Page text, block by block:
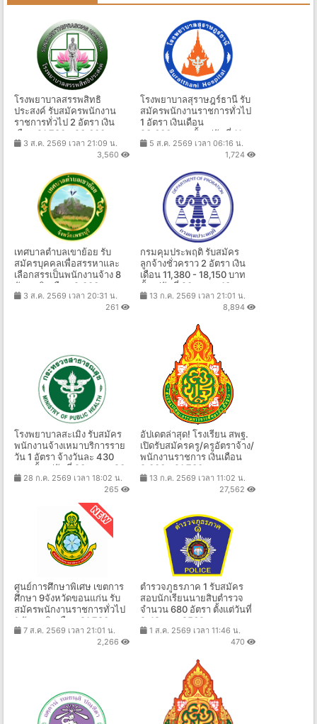
โรงพยาบาลสรรพสิทธิ
ประสงค์ รับสมัครพนักงาน
ราชการทั่วไป 2 อัตรา เงิน
เดือน 21,780 - 23,600 บาท
ตั้งแต่วันที่ 10-17 ส.ค. 2569
3 ส.ค. 2569 เวลา 21:09 น.
3,560
โรงพยาบาลสุราษฎร์ธานี รับ
สมัครพนักงานราชการทั่วไป
1 อัตรา เงินเดือน
23,600 บาท ตั้งแต่วันที่ 11 -
18 ส.ค. 2569
5 ส.ค. 2569 เวลา 06:16 น.
1,724
เทศบาลตำบลเขาย้อย รับ
สมัครบุคคลเพื่อสรรหาและ
เลือกสรรเป็นพนักงานจ้าง 8
อัตรา เงินเดือน 9,000-
13,920 บาท ตั้งเเต่บัดนี้-13
3 ส.ค. 2569 เวลา 20:31 น.
261
กรมคุมประพฤติ รับสมัคร
ลูกจ้างชั่วคราว 2 อัตรา เงิน
เดือน 11,380 - 18,150 บาท
ตั้งแต่วันที่ 20 ก.ค. - 13 ส.ค.
2569
13 ก.ค. 2569 เวลา 21:01 น.
8,894
โรงพยาบาลสะเมิง รับสมัคร
พนักงานจ้างเหมาบริการราย
วัน 1 อัตรา จ้างวันละ 430
บาท ตั้งแต่วันที่ 23 ก.ค. - 20
ส.ค. 2569
28 ก.ค. 2569 เวลา 18:02 น.
265
อัปเดตล่าสุด! โรงเรียน สพฐ.
เปิดรับสมัครครู/ครูอัตราจ้าง/
พนักงานราชการ เงินเดือน
9,000 - 21,780 บาท หลาย
จังหวัดทั่วประเทศ
13 ก.ค. 2569 เวลา 11:02 น.
27,562
ศูนย์การศึกษาพิเศษ เขตการ
ศึกษา 9จังหวัดขอนแก่น รับ
สมัครพนักงานราชการทั่วไป
1 อัตรา เงินเดือน 21,780 บาท
ตั้งแต่วันที่ 6-13 ส.ค. 2569
7 ส.ค. 2569 เวลา 21:01 น.
2,266
ตำรวจภูธรภาค 1 รับสมัคร
สอบนักเรียนนายสิบตำรวจ
จำนวน 680 อัตรา ตั้งแต่วันที่
8-19 ส.ค. 2569
1 ส.ค. 2569 เวลา 11:46 น.
470